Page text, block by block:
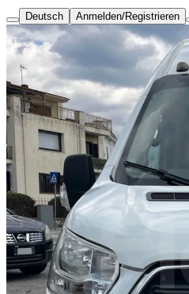
Deutsch Anmelden/Registrieren